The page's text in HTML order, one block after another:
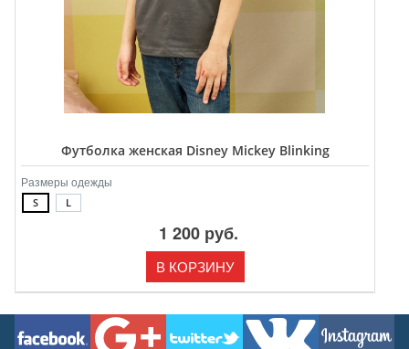
Футболка женская Disney Mickey Blinking
Размеры одежды
S L
1 200 руб.
В КОРЗИНУ